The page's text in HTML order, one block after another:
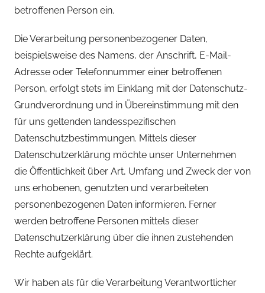
betroffenen Person ein.
Die Verarbeitung personenbezogener Daten,
beispielsweise des Namens, der Anschrift, E-Mail-
Adresse oder Telefonnummer einer betroffenen
Person, erfolgt stets im Einklang mit der Datenschutz-
Grundverordnung und in Übereinstimmung mit den
für uns geltenden landesspezifischen
Datenschutzbestimmungen. Mittels dieser
Datenschutzerklärung möchte unser Unternehmen
die Öffentlichkeit über Art, Umfang und Zweck der von
uns erhobenen, genutzten und verarbeiteten
personenbezogenen Daten informieren. Ferner
werden betroffene Personen mittels dieser
Datenschutzerklärung über die ihnen zustehenden
Rechte aufgeklärt.
Wir haben als für die Verarbeitung Verantwortlicher